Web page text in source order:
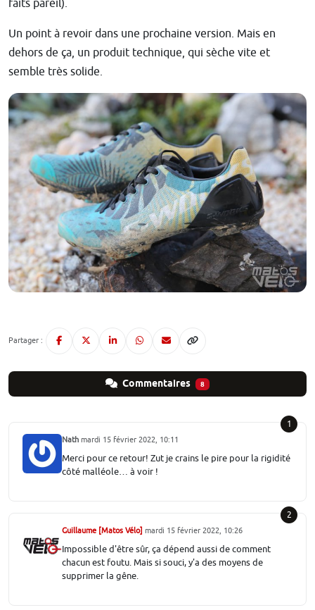
faits pareil).
Un point à revoir dans une prochaine version. Mais en
dehors de ça, un produit technique, qui sèche vite et
semble très solide.
Partager :
Commentaires 8
1
Nath mardi 15 février 2022, 10:11
Merci pour ce retour! Zut je crains le pire pour la rigidité
côté malléole… à voir !
2
Guillaume [Matos Vélo] mardi 15 février 2022, 10:26
Impossible d'être sûr, ça dépend aussi de comment
chacun est foutu. Mais si souci, y'a des moyens de
supprimer la gêne.